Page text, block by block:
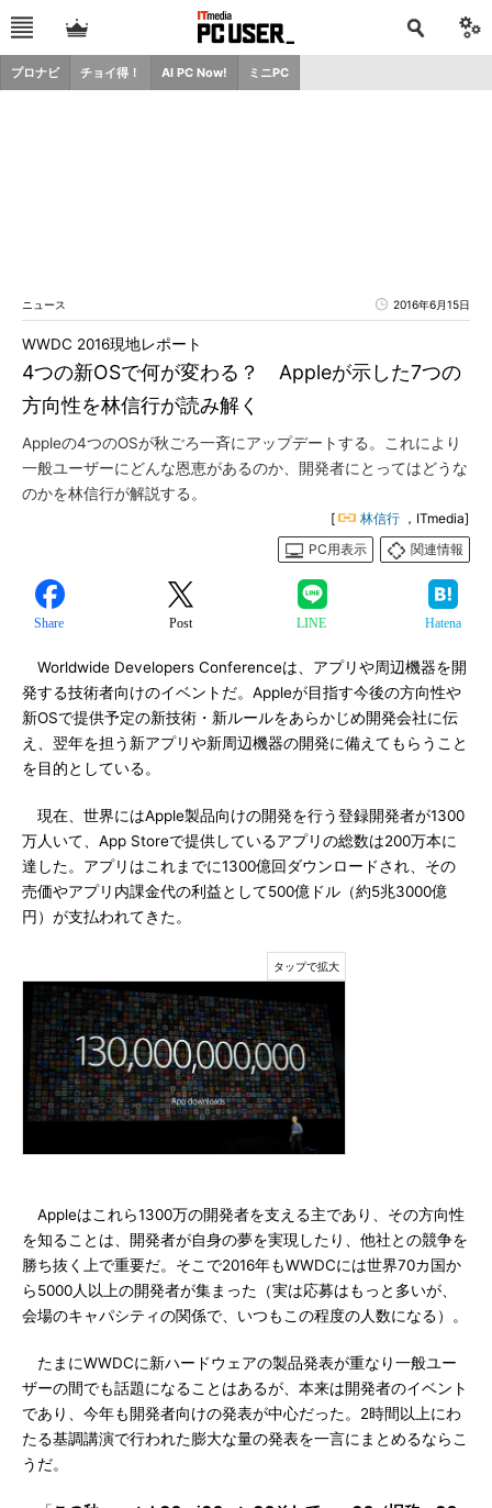
プロナビ チョイ得！ AI PC Now! ミニPC
ニュース 2016年6月15日
4つの新OSで何が変わる？ Appleが示した7つの
方向性を林信行が読み解く
WWDC 2016現地レポート
Appleの4つのOSが秋ごろ一斉にアップデートする。これにより
一般ユーザーにどんな恩恵があるのか、開発者にとってはどうな
のかを林信行が解説する。
[ 林信行 ，ITmedia]
PC用表示
関連情報
Share Post LINE Hatena
Worldwide Developers Conferenceは、アプリや周辺機器を開
発する技術者向けのイベントだ。Appleが目指す今後の方向性や
新OSで提供予定の新技術・新ルールをあらかじめ開発会社に伝
え、翌年を担う新アプリや新周辺機器の開発に備えてもらうこと
を目的としている。
現在、世界にはApple製品向けの開発を行う登録開発者が1300
万人いて、App Storeで提供しているアプリの総数は200万本に
達した。アプリはこれまでに1300億回ダウンロードされ、その
売価やアプリ内課金代の利益として500億ドル（約5兆3000億
円）が支払われてきた。
Appleはこれら1300万の開発者を支える主であり、その方向性
を知ることは、開発者が自身の夢を実現したり、他社との競争を
勝ち抜く上で重要だ。そこで2016年もWWDCには世界70カ国か
ら5000人以上の開発者が集まった（実は応募はもっと多いが、
会場のキャパシティの関係で、いつもこの程度の人数になる）。
たまにWWDCに新ハードウェアの製品発表が重なり一般ユー
ザーの間でも話題になることはあるが、本来は開発者のイベント
であり、今年も開発者向けの発表が中心だった。2時間以上にわ
たる基調講演で行われた膨大な量の発表を一言にまとめるならこ
うだ。